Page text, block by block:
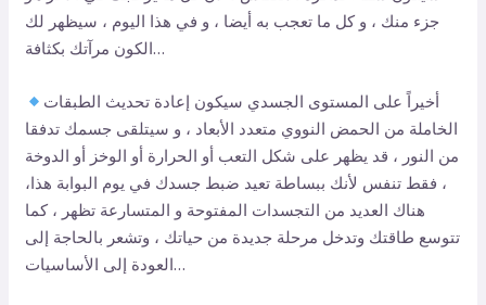
جزء منك ، و كل ما تعجب به أيضا ، و في هذا اليوم ، سيظهر لك
الكون مرآتك بكثافة…
أخيراً على المستوى الجسدي سيكون إعادة تحديث الطبقات
الخاملة من الحمض النووي متعدد الأبعاد ، و سيتلقى جسمك تدفقا
من النور ، قد يظهر على شكل التعب أو الحرارة أو الوخز أو الدوخة
، فقط تنفس لأنك ببساطة تعيد ضبط جسدك في يوم البوابة هذا،
هناك العديد من التجسدات المفتوحة و المتسارعة تظهر ، كما
تتوسع طاقتك وتدخل مرحلة جديدة من حياتك ، وتشعر بالحاجة إلى
العودة إلى الأساسيات…